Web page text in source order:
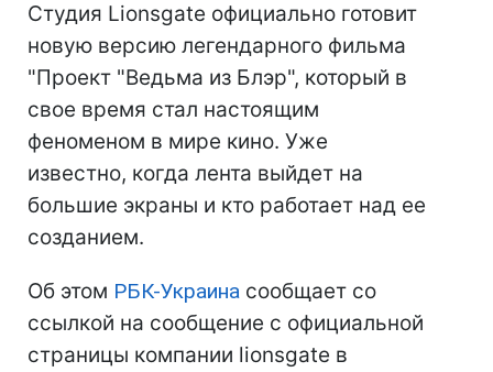
Студия Lionsgate официально готовит
новую версию легендарного фильма
"Проект "Ведьма из Блэр", который в
свое время стал настоящим
феноменом в мире кино. Уже
известно, когда лента выйдет на
большие экраны и кто работает над ее
созданием.
Об этом РБК-Украина сообщает со
ссылкой на сообщение с официальной
страницы компании lionsgate в